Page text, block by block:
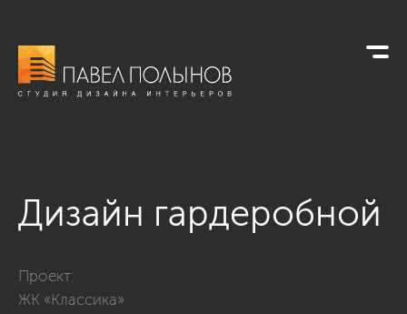
Дизайн гардеробной
Проект:
ЖК «Классика»